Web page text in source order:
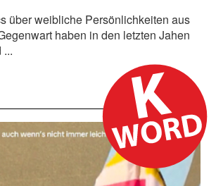
über weibliche Persönlichkeiten aus
haben in den letzten Jahen
...